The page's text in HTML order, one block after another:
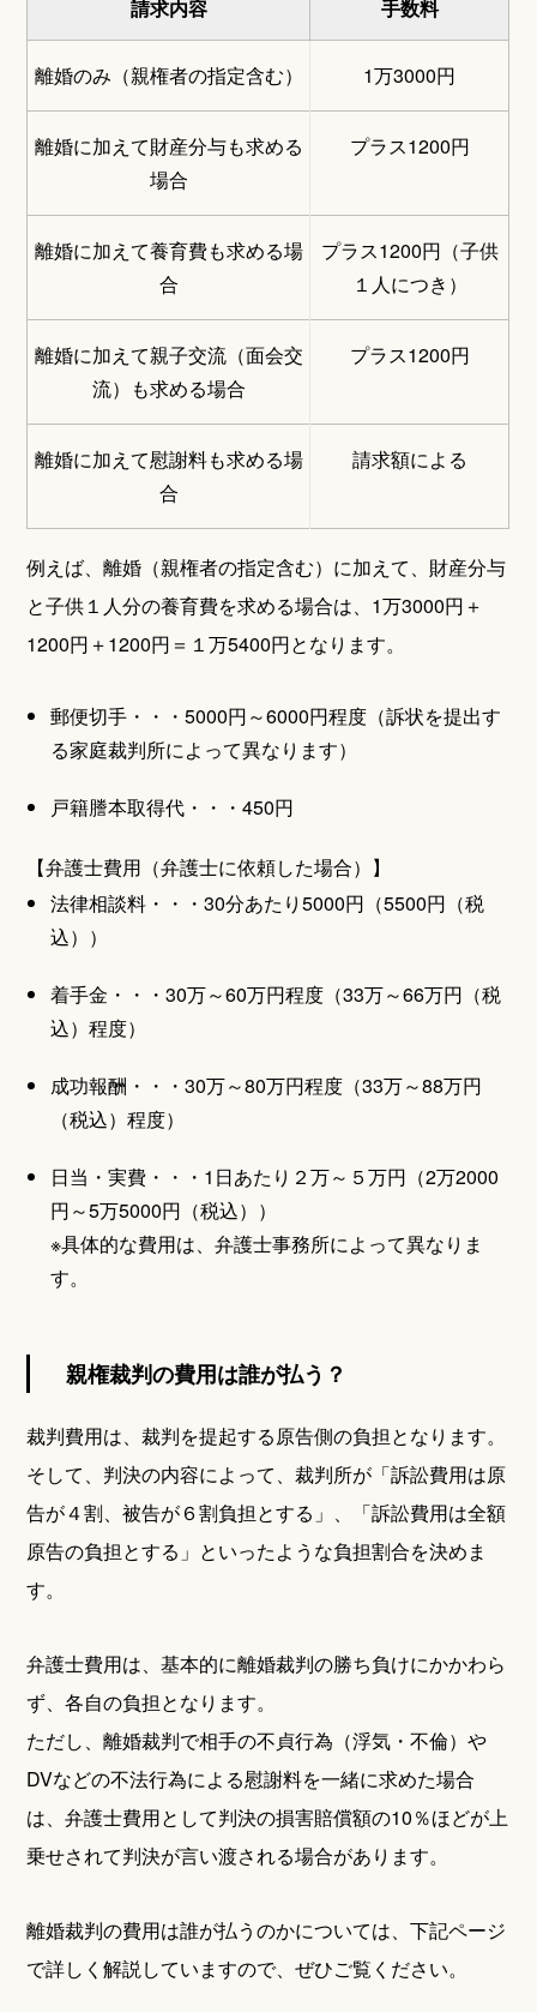
請求内容 手数料
離婚のみ（親権者の指定含む） 1万3000円
離婚に加えて財産分与も求める
場合
プラス1200円
離婚に加えて養育費も求める場
合
プラス1200円（子供
１人につき）
離婚に加えて親子交流（面会交
流）も求める場合
プラス1200円
離婚に加えて慰謝料も求める場
合
請求額による
例えば、離婚（親権者の指定含む）に加えて、財産分与
と子供１人分の養育費を求める場合は、1万3000円＋
1200円＋1200円＝１万5400円となります。
郵便切手・・・5000円～6000円程度（訴状を提出す
る家庭裁判所によって異なります）
戸籍謄本取得代・・・450円
【弁護士費用（弁護士に依頼した場合）】
法律相談料・・・30分あたり5000円（5500円（税
込））
着手金・・・30万～60万円程度（33万～66万円（税
込）程度）
成功報酬・・・30万～80万円程度（33万～88万円
（税込）程度）
日当・実費・・・1日あたり２万～５万円（2万2000
円～5万5000円（税込））
※具体的な費用は、弁護士事務所によって異なりま
す。
親権裁判の費用は誰が払う？
裁判費用は、裁判を提起する原告側の負担となります。
そして、判決の内容によって、裁判所が「訴訟費用は原
告が４割、被告が６割負担とする」、「訴訟費用は全額
原告の負担とする」といったような負担割合を決めま
す。
弁護士費用は、基本的に離婚裁判の勝ち負けにかかわら
ず、各自の負担となります。
ただし、離婚裁判で相手の不貞行為（浮気・不倫）や
DVなどの不法行為による慰謝料を一緒に求めた場合
は、弁護士費用として判決の損害賠償額の10％ほどが上
乗せされて判決が言い渡される場合があります。
離婚裁判の費用は誰が払うのかについては、下記ページ
で詳しく解説していますので、ぜひご覧ください。